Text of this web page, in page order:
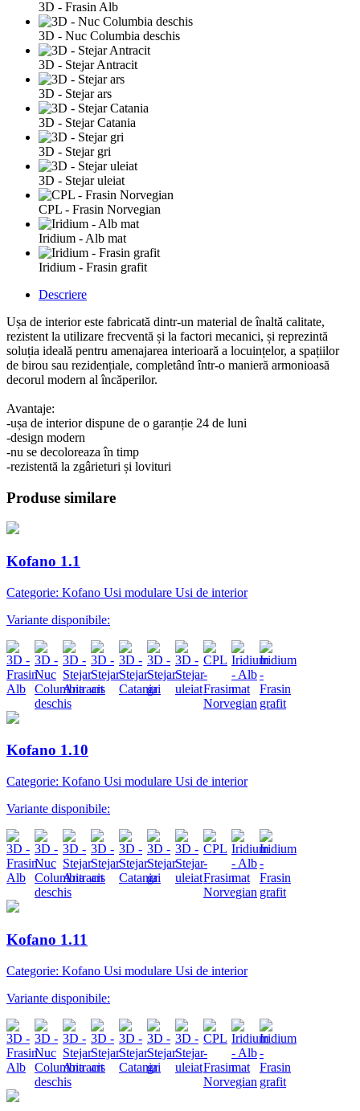
3D - Frasin Alb
3D - Nuc Columbia deschis
3D - Stejar Antracit
3D - Stejar ars
3D - Stejar Catania
3D - Stejar gri
3D - Stejar uleiat
CPL - Frasin Norvegian
Iridium - Alb mat
Iridium - Frasin grafit
Descriere
Ușa de interior este fabricată dintr-un material de înaltă calitate,
rezistent la utilizare frecventă și la factori mecanici, și reprezintă
soluția ideală pentru amenajarea interioară a locuințelor, a spațiilor
de birou sau rezidențiale, completând într-o manieră armonioasă
decorul modern al încăperilor.
Avantaje:
-ușa de interior dispune de o garanție 24 de luni
-design modern
-nu se decoloreaza în timp
-rezistentă la zgârieturi și lovituri
Produse similare
Kofano 1.1
Categorie: Kofano Usi modulare Usi de interior
Variante disponibile:
Kofano 1.10
Categorie: Kofano Usi modulare Usi de interior
Variante disponibile:
Kofano 1.11
Categorie: Kofano Usi modulare Usi de interior
Variante disponibile: